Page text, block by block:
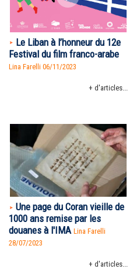
Le Liban à l’honneur du 12e
Festival du film franco-arabe
Lina Farelli 06/11/2023
+ d'articles...
Une page du Coran vieille de
1000 ans remise par les
douanes à l'IMA Lina Farelli
28/07/2023
+ d'articles...